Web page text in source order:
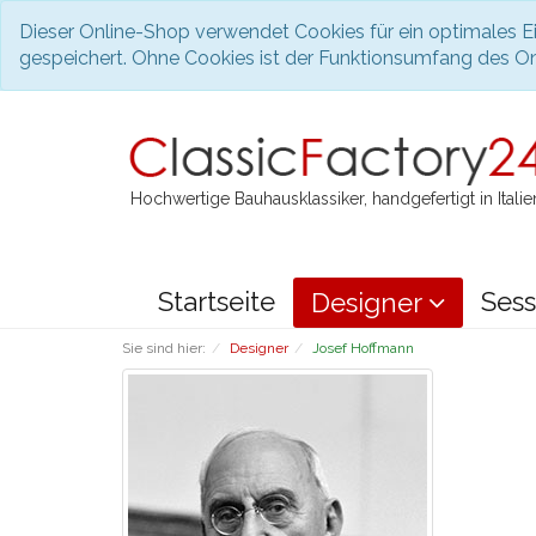
Dieser Online-Shop verwendet Cookies für ein optimales
gespeichert. Ohne Cookies ist der Funktionsumfang des
Hochwertige Bauhausklassiker, handgefertigt in
Startseite Designer
Sie sind hier: Designer Josef Hoffmann